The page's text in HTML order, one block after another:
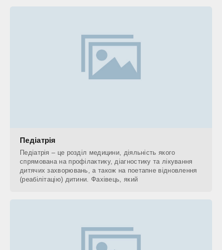
Педіатрія
Педіатрія – це розділ медицини, діяльність якого
спрямована на профілактику, діагностику та лікування
дитячих захворювань, а також на поетапне відновлення
(реабілітацію) дитини. Фахівець, який